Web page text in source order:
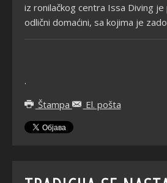
iz ronilačkog centra Issa Diving je
odlični domaćini, sa kojima je
.
Štampa
El. pošta